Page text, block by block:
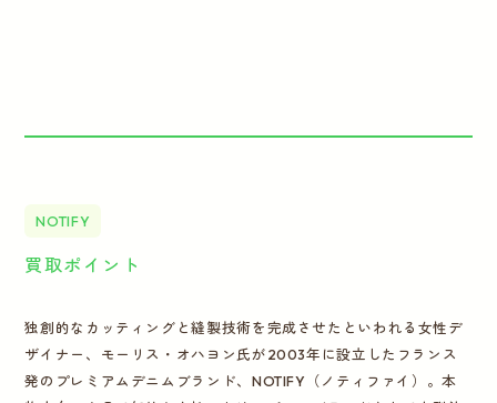
NOTIFY
買取ポイント
独創的なカッティングと縫製技術を完成させたといわれる女性デ
ザイナー、モーリス・オハヨン氏が2003年に設立したフランス
発のプレミアムデニムブランド、NOTIFY（ノティファイ）。本